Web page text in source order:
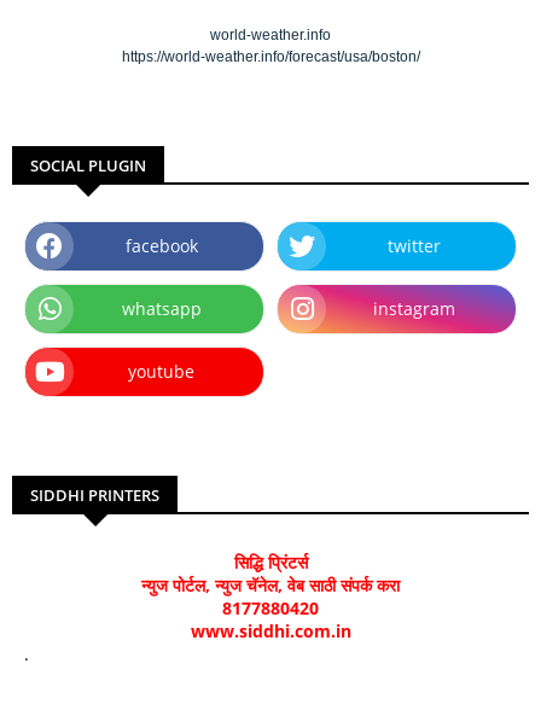
world-weather.info
https://world-weather.info/forecast/usa/boston/
SOCIAL PLUGIN
facebook twitter
whatsapp instagram
youtube
SIDDHI PRINTERS
सिद्धि प्रिंटर्स
न्युज पोर्टल, न्युज चॅनेल, वेब साठी संपर्क करा
8177880420
www.siddhi.com.in
.